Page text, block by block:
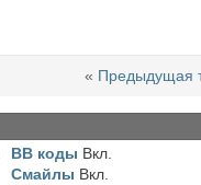
« Предыдущая
BB коды Вкл.
Смайлы Вкл.